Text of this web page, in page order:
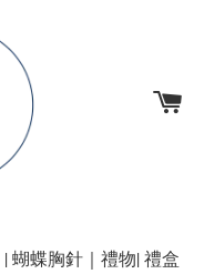
蝴蝶胸針｜禮物| 禮盒